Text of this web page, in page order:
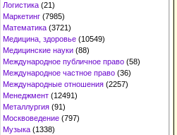
Логистика (21)
Маркетинг (7985)
Математика (3721)
Медицина, здоровье (10549)
Медицинские науки (88)
Международное публичное право (58)
Международное частное право (36)
Международные отношения (2257)
Менеджмент (12491)
Металлургия (91)
Москвоведение (797)
Музыка (1338)